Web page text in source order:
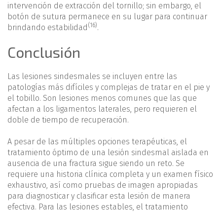
intervención de extracción del tornillo; sin embargo, el
botón de sutura permanece en su lugar para continuar
brindando estabilidad (16).
Conclusión
Las lesiones sindesmales se incluyen entre las
patologías más difíciles y complejas de tratar en el pie y
el tobillo. Son lesiones menos comunes que las que
afectan a los ligamentos laterales, pero requieren el
doble de tiempo de recuperación.
A pesar de las múltiples opciones terapéuticas, el
tratamiento óptimo de una lesión sindesmal aislada en
ausencia de una fractura sigue siendo un reto. Se
requiere una historia clínica completa y un examen físico
exhaustivo, así como pruebas de imagen apropiadas
para diagnosticar y clasificar esta lesión de manera
efectiva. Para las lesiones estables, el tratamiento